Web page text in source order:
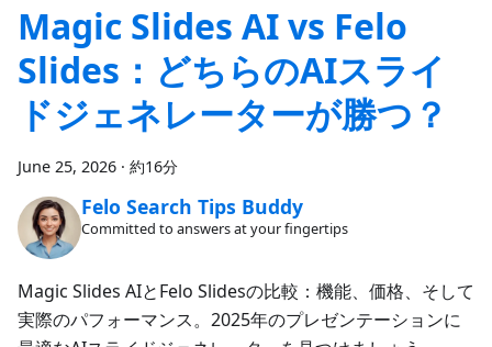
Magic Slides AI vs Felo
Slides：どちらのAIスライ
ドジェネレーターが勝つ？
June 25, 2026 · 約16分
Felo Search Tips Buddy
Committed to answers at your fingertips
Magic Slides AIとFelo Slidesの比較：機能、価格、そして
実際のパフォーマンス。2025年のプレゼンテーションに